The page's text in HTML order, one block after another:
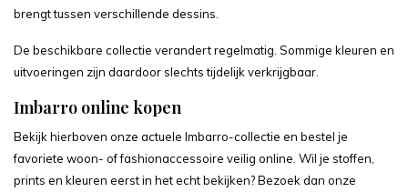
brengt tussen verschillende dessins.
De beschikbare collectie verandert regelmatig. Sommige kleuren en
uitvoeringen zijn daardoor slechts tijdelijk verkrijgbaar.
Imbarro online kopen
Bekijk hierboven onze actuele Imbarro-collectie en bestel je
favoriete woon- of fashionaccessoire veilig online. Wil je stoffen,
prints en kleuren eerst in het echt bekijken? Bezoek dan onze